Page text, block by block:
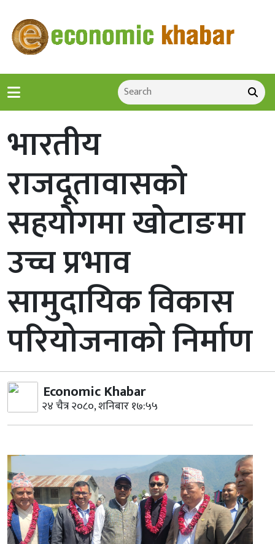
भारतीय
राजदूतावासको
सहयोगमा खोटाङमा
उच्च प्रभाव
सामुदायिक विकास
परियोजनाको निर्माण
Economic Khabar
२४ चैत्र २०८०, शनिबार १७:५५